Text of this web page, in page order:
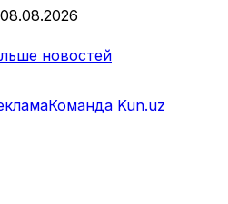
новостей
Команда Kun.uz